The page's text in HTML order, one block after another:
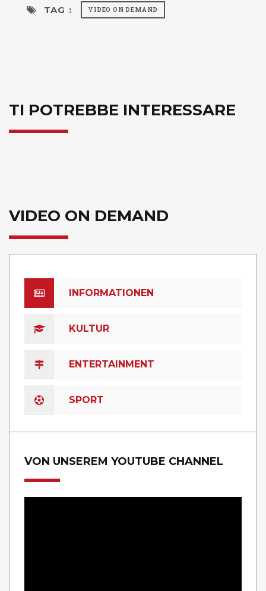
TAG : VIDEO ON DEMAND
TI POTREBBE INTERESSARE
VIDEO ON DEMAND
INFORMATIONEN
KULTUR
ENTERTAINMENT
SPORT
VON UNSEREM YOUTUBE CHANNEL